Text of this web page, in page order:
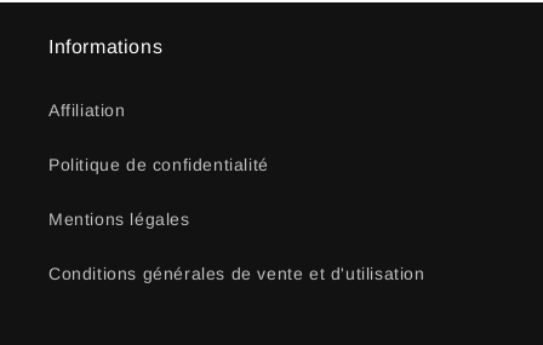
Informations
Affiliation
Politique de confidentialité
Mentions légales
Conditions générales de vente et d'utilisation